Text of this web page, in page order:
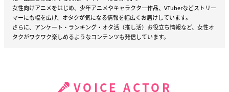
女性向けアニメをはじめ、少年アニメやキャラクター作品、VTuberなどストリー
マーにも幅を広げ、オタクが気になる情報を幅広くお届けしています。
さらに、アンケート・ランキング・オタ活（推し活）お役立ち情報など、女性オ
タクがワクワク楽しめるようなコンテンツも発信しています。
VOICE ACTOR